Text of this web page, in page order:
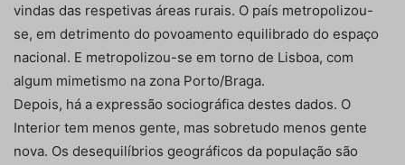
vindas das respetivas áreas rurais. O país metropolizou-
se, em detrimento do povoamento equilibrado do espaço
nacional. E metropolizou-se em torno de Lisboa, com
algum mimetismo na zona Porto/Braga.
Depois, há a expressão sociográfica destes dados. O
Interior tem menos gente, mas sobretudo menos gente
nova. Os desequilíbrios geográficos da população são